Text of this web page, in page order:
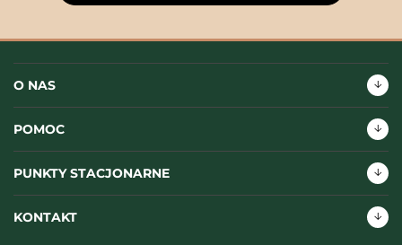
O NAS
POMOC
PUNKTY STACJONARNE
KONTAKT